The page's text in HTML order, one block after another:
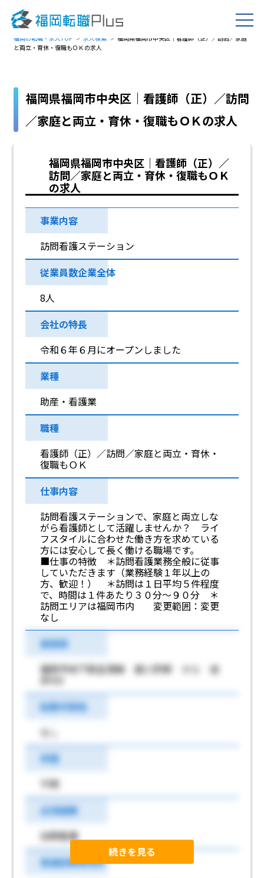
福岡の転職・求人TOP 求人検索
福岡県福岡市中央区｜看護師（正）／訪問／家庭
と両立・育休・復職もＯＫの求人
福岡県福岡市中央区｜看護師（正）／訪問
／家庭と両立・育休・復職もＯＫの求人
福岡県福岡市中央区｜看護師（正）／
訪問／家庭と両立・育休・復職もＯＫ
の求人
事業内容
訪問看護ステーション
従業員数企業全体
8人
会社の特長
令和６年６月にオープンしました
業種
助産・看護業
職種
看護師（正）／訪問／家庭と両立・育休・
復職もＯＫ
仕事内容
訪問看護ステーションで、家庭と両立しな
がら看護師として活躍しませんか？ ライ
フスタイルに合わせた働き方を求めている
方には安心して長く働ける職場です。
■仕事の特徴 ＊訪問看護業務全般に従事
していただきます（業務経験１年以上の
方、歓迎！） ＊訪問は１日平均５件程度
で、時間は１件あたり３０分～９０分 ＊
訪問エリアは福岡市内 変更範囲：変更
なし
最寄駅
福岡市地下鉄空港線 唐人町駅 から 徒
転勤可能性
なし
学歴
不問
必須経験
訪問看護
普通自動車免許
続きを見る